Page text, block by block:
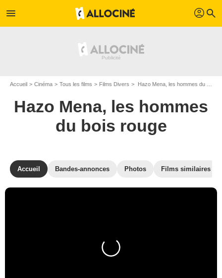
menu profil search
Accueil Cinéma Tous les films Films Divers Hazo Mena, les hommes du bois rouge de Federico Varrasso
Hazo Mena, les hommes
du bois rouge
Accueil Bandes-annonces Photos Films similaires